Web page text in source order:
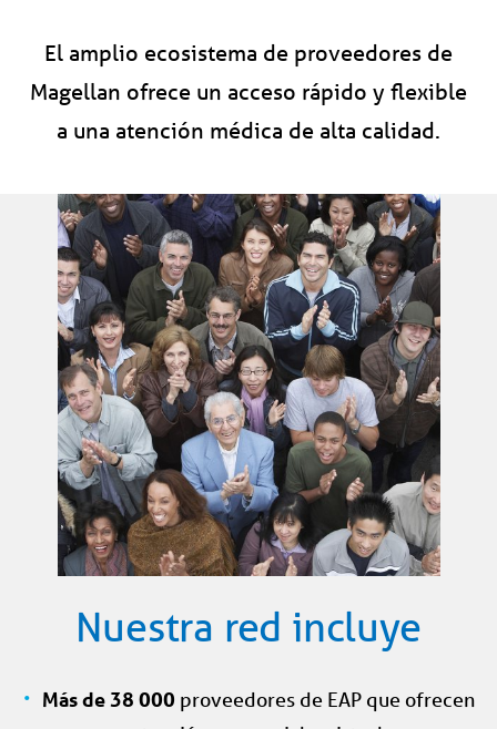
El amplio ecosistema de proveedores de
Magellan ofrece un acceso rápido y flexible
a una atención médica de alta calidad.
Nuestra red incluye
Más de 38 000 proveedores de EAP que ofrecen